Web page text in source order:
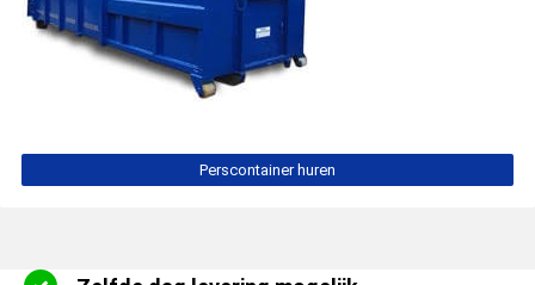
Perscontainer huren